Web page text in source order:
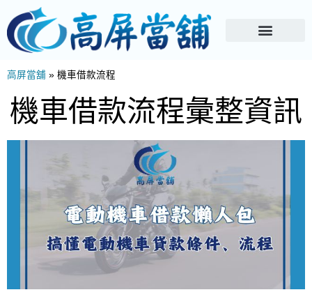
高屏當舖 » 機車借款流程
機車借款流程彙整資訊